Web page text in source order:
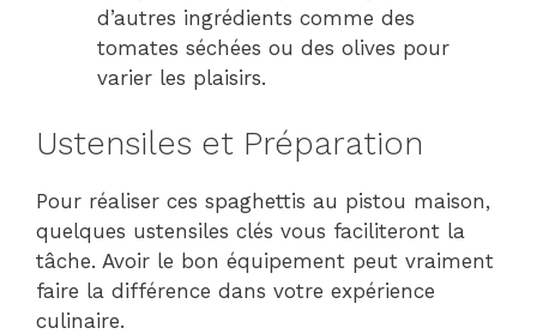
d’autres ingrédients comme des
tomates séchées ou des olives pour
varier les plaisirs.
Ustensiles et Préparation
Pour réaliser ces spaghettis au pistou maison,
quelques ustensiles clés vous faciliteront la
tâche. Avoir le bon équipement peut vraiment
faire la différence dans votre expérience
culinaire.